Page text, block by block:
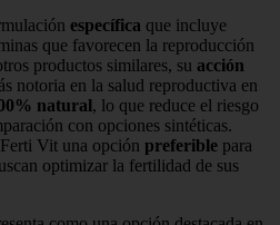
específica que incluye
que favorecen la reproducción
productos similares, su acción
notoria en la salud reproductiva en
natural , lo que reduce el riesgo
con opciones sintéticas.
Ferti Vit una opción preferible para
optimizar la fertilidad de sus